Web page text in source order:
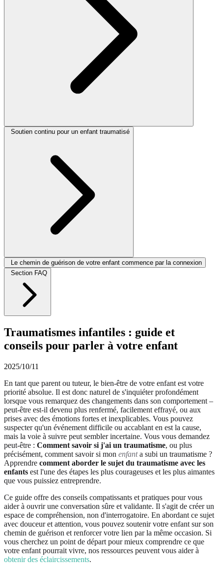
Soutien continu pour un enfant traumatisé
Le chemin de guérison de votre enfant commence par la connexion
Section FAQ
Traumatismes infantiles : guide et
conseils pour parler à votre enfant
2025/10/11
En tant que parent ou tuteur, le bien-être de votre enfant est votre
priorité absolue. Il est donc naturel de s'inquiéter profondément
lorsque vous remarquez des changements dans son comportement –
peut-être est-il devenu plus renfermé, facilement effrayé, ou aux
prises avec des émotions fortes et inexplicables. Vous pouvez
suspecter qu'un événement difficile ou accablant en est la cause,
mais la voie à suivre peut sembler incertaine. Vous vous demandez
peut-être : Comment savoir si j'ai un traumatisme, ou plus
précisément, comment savoir si mon enfanta subi un traumatisme ?
Apprendre comment aborder le sujet du traumatisme avec les
enfants est l'une des étapes les plus courageuses et les plus aimantes
que vous puissiez entreprendre.
Ce guide offre des conseils compatissants et pratiques pour vous
aider à ouvrir une conversation sûre et validante. Il s'agit de créer un
espace de compréhension, non d'interrogatoire. En abordant ce sujet
avec douceur et attention, vous pouvez soutenir votre enfant sur son
chemin de guérison et renforcer votre lien par la même occasion. Si
vous cherchez un point de départ pour mieux comprendre ce que
votre enfant pourrait vivre, nos ressources peuvent vous aider à
obtenir des éclaircissements.